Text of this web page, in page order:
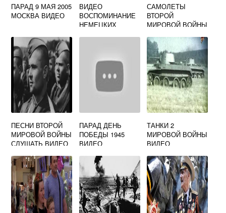
ПАРАД 9 МАЯ 2005
МОСКВА ВИДЕО
ВИДЕО
ВОСПОМИНАНИЕ
НЕМЕЦКИХ
САМОЛЕТЫ
ВТОРОЙ
МИРОВОЙ ВОЙНЫ
СЕРИИ
ПЕСНИ ВТОРОЙ
МИРОВОЙ ВОЙНЫ
СЛУШАТЬ ВИДЕО
ПАРАД ДЕНЬ
ПОБЕДЫ 1945
ВИДЕО
ТАНКИ 2
МИРОВОЙ ВОЙНЫ
ВИДЕО
СЕРИИ ПОДРЯД